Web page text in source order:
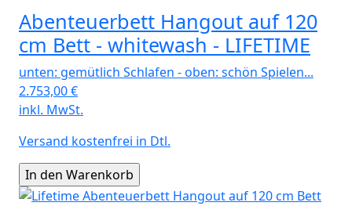
Abenteuerbett Hangout auf 120
cm Bett - whitewash - LIFETIME
unten: gemütlich Schlafen - oben: schön Spielen...
2.753,00€
inkl. MwSt.
Versand kostenfrei in Dtl.